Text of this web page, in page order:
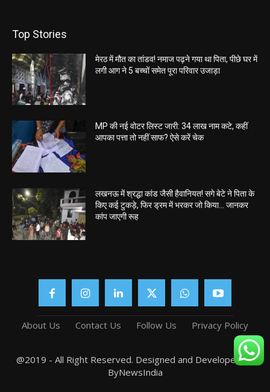
Top Stories
मेरठ में मौत का तांडव! नमाज पढ़ने गया था पिता, पीछे घर में
लगी आग ने 5 बच्चों समेत पूरा परिवार उजाड़ा
MP की नई वोटर लिस्ट जारी: 34 लाख नाम कटे, कहीं
आपका पत्ता तो नहीं साफ? ऐसे करें चेक
लखनऊ में श्रद्धा कांड जैसी हैवानियत! सगे बेटे ने पिता के
किए कई टुकड़े, फिर ड्रम में भरकर जो किया… जानकर
कांप जाएगी रूह
About Us Contact Us Follow Us Privacy Policy
@2019 - All Right Reserved. Designed and Developed by
ByNewsIndia